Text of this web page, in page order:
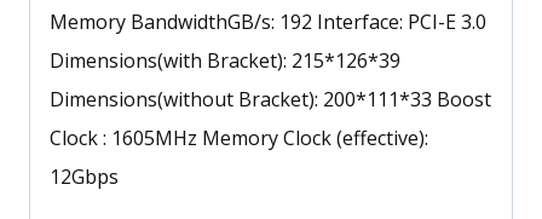
Memory BandwidthGB/s: 192 Interface: PCI-E 3.0
Dimensions(with Bracket): 215*126*39
Dimensions(without Bracket): 200*111*33 Boost
Clock : 1605MHz Memory Clock (effective):
12Gbps